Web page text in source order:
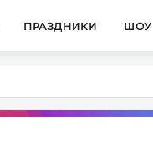
ПРАЗДНИКИ ШОУ